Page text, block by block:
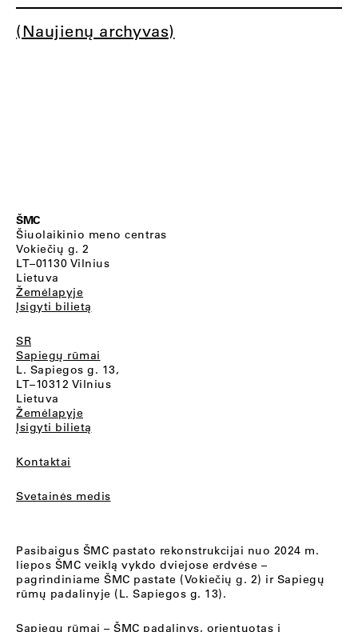
(Naujienų archyvas)
ŠMC
Šiuolaikinio meno centras
Vokiečių g. 2
LT–01130 Vilnius
Lietuva
Žemėlapyje
Įsigyti bilietą
SR
Sapiegų rūmai
L. Sapiegos g. 13,
LT–10312 Vilnius
Lietuva
Žemėlapyje
Įsigyti bilietą
Kontaktai
Svetainės medis
Pasibaigus ŠMC pastato rekonstrukcijai nuo 2024 m.
liepos ŠMC veiklą vykdo dviejose erdvėse –
pagrindiniame ŠMC pastate (Vokiečių g. 2) ir Sapiegų
rūmų padalinyje (L. Sapiegos g. 13).
Sapiegų rūmai – ŠMC padalinys, orientuotas į